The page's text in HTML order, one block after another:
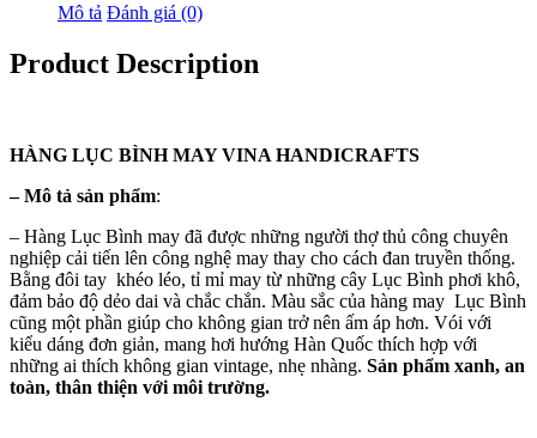
Mô tả Đánh giá (0)
Product Description
HÀNG LỤC BÌNH MAYVINA HANDICRAFTS
–Mô tả sản phẩm:
– Hàng Lục Bình may đã được những người thợ thủ công chuyên
nghiệp cải tiến lên công nghệ may thay cho cách đan truyền thống.
Bằng đôi tay khéo léo, tỉ mỉ may từ những cây Lục Bình phơi khô,
đảm bảo độ dẻo dai và chắc chắn. Màu sắc của hàng may Lục Bình
cũng một phần giúp cho không gian trở nên ấm áp hơn. Vói với
kiểu dáng đơn giản, mang hơi hướng Hàn Quốc thích hợp với
những ai thích không gian vintage, nhẹ nhàng. Sản phẩm xanh, an
toàn, thân thiện với môi trường.